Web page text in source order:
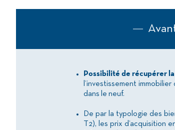
Possibilité de récupérer la
l’investissement
dans le neuf.
De par la typologie des
T2), les prix d’acquisition